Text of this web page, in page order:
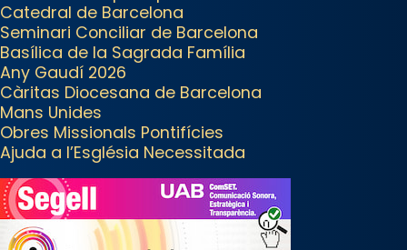
apostòlica del Sant Pare Lleó XIV
a Barcelona, i als col·laboradors,
a la Catedral de Barcelona.
L’arquebisbe de Barcelona, el
cardenal Joan Josep Omella, ha
presidit la missa i l’ha
concelebrat el bisbe auxiliar de
Barcelona, Mons. David Abadías.
📸 Dr. G. Simón
Catedral de Barcelona
Seminari Conciliar de Barcelona
Basílica de la Sagrada Família
Any Gaudí 2026
Càritas Diocesana de Barcelona
Mans Unides
Obres Missionals Pontifícies
Ajuda a l’Església Necessitada